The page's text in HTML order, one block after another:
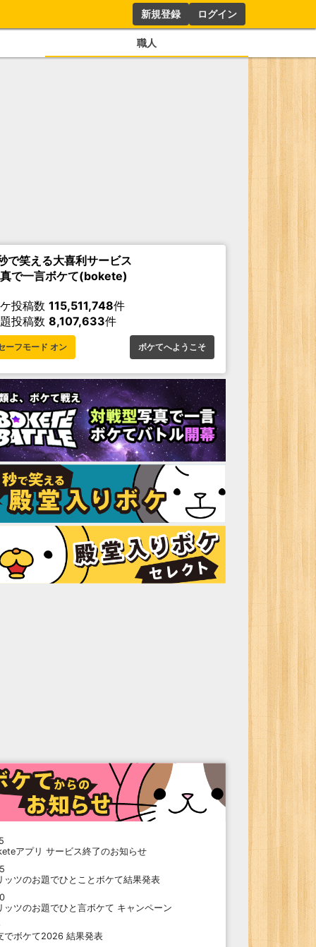
新規登録 ログイン
職人
で笑える大喜利サービス
で一言ボケて(bokete)
投稿数 115,511,748件
投稿数 8,107,633件
ーフモード オン ボケてへようこそ
アプリ サービス終了のお知らせ
ッツのお題でひとことボケて結果発表
ッツのお題でひと言ボケて キャンペーン
でボケて2026 結果発表